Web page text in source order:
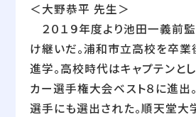
＜大野恭平 先生＞
２０１９年度より池田一義前
け継いだ。浦和市立高校を卒業
進学。高校時代はキャプテンと
カー選手権大会ベスト８に進出
選手にも選出された。順天堂